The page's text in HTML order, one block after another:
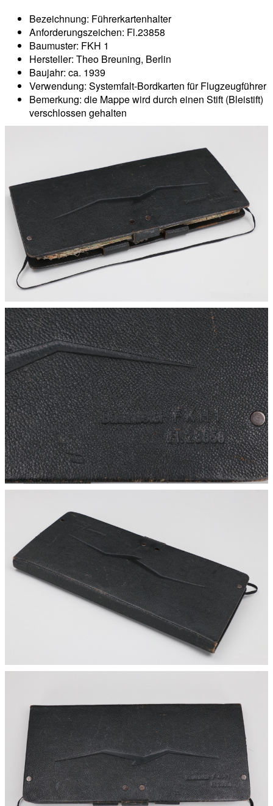
Bezeichnung: Führerkartenhalter
Anforderungszeichen: Fl.23858
Baumuster: FKH 1
Hersteller: Theo Breuning, Berlin
Baujahr: ca. 1939
Verwendung: Systemfalt-Bordkarten für Flugzeugführer
Bemerkung: die Mappe wird durch einen Stift (Bleistift)
verschlossen gehalten